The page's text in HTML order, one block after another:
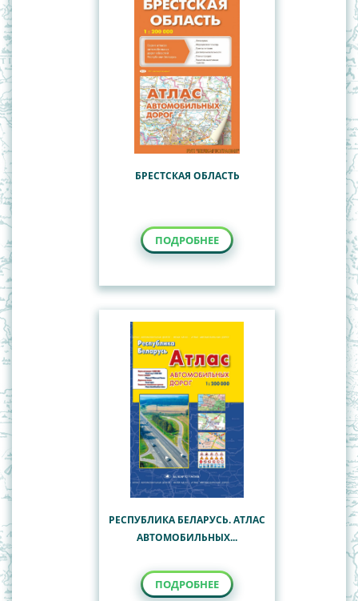
БРЕСТСКАЯ ОБЛАСТЬ
ПОДРОБНЕЕ
РЕСПУБЛИКА БЕЛАРУСЬ. АТЛАС
АВТОМОБИЛЬНЫХ...
ПОДРОБНЕЕ